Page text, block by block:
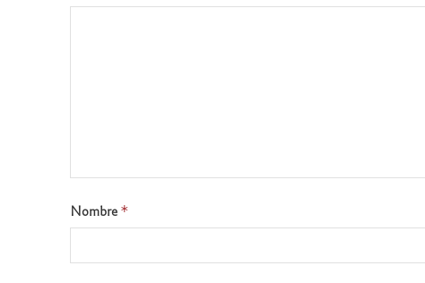
Nombre *